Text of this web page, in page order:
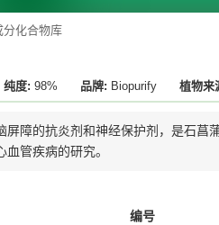
分化合物库
纯度: 98% 品牌: Biopurify 植物来
屏障的抗炎剂和神经保护剂，是石
管疾病的研究。
编号